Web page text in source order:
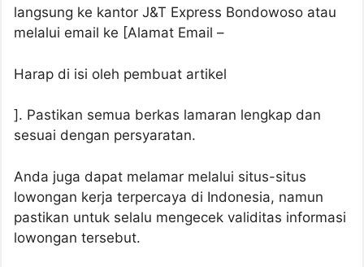
langsung ke kantor J&T Express Bondowoso atau
melalui email ke [Alamat Email –
Harap di isi oleh pembuat artikel
]. Pastikan semua berkas lamaran lengkap dan
sesuai dengan persyaratan.
Anda juga dapat melamar melalui situs-situs
lowongan kerja terpercaya di Indonesia, namun
pastikan untuk selalu mengecek validitas informasi
lowongan tersebut.